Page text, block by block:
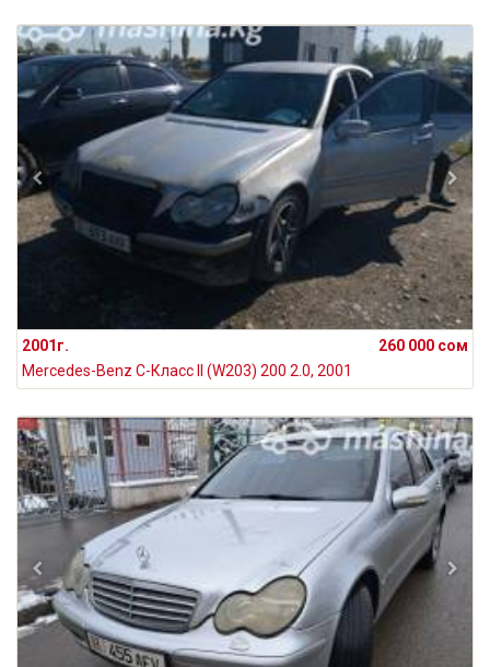
2001г.
260 000 сом
Mercedes-Benz C-Класс II (W203) 200 2.0, 2001